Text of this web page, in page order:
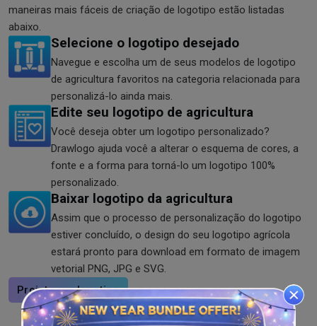
maneiras mais fáceis de criação de logotipo estão listadas
abaixo.
Selecione o logotipo desejado
Navegue e escolha um de seus modelos de logotipo
de agricultura favoritos na categoria relacionada para
personalizá-lo ainda mais.
Edite seu logotipo de agricultura
Você deseja obter um logotipo personalizado?
Drawlogo ajuda você a alterar o esquema de cores, a
fonte e a forma para torná-lo um logotipo 100%
personalizado.
Baixar logotipo da agricultura
Assim que o processo de personalização do logotipo
estiver concluído, o design do seu logotipo agrícola
estará pronto para download em formato de imagem
vetorial PNG, JPG e SVG.
Projete um logotipo